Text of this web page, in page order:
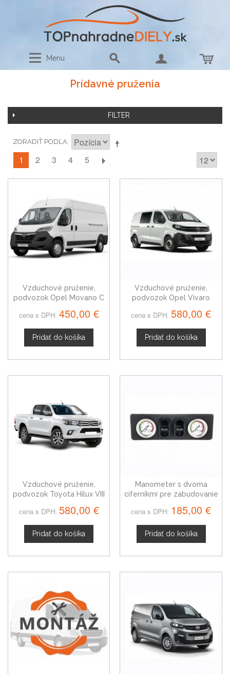
Menu
Prídavné pruženia
FILTER
ZORADIŤ PODĽA
1 2 3 4 5
Vzduchové pruženie,
podvozok Opel Movano C
cena s DPH: 450,00 €
Pridať do košíka
Vzduchové pruženie,
podvozok Opel Vivaro
cena s DPH: 580,00 €
Pridať do košíka
Vzduchové pruženie,
podvozok Toyota Hilux VIII
cena s DPH: 580,00 €
Pridať do košíka
Manometer s dvoma
ciferníkmi pre zabudovanie
cena s DPH: 185,00 €
Pridať do košíka